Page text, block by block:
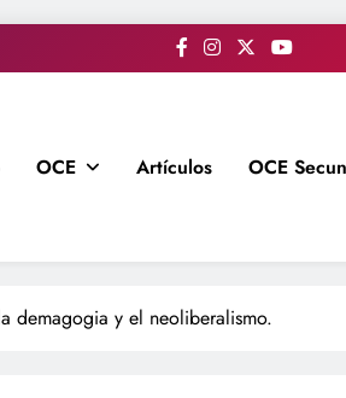
OCE Artículos OCE
demagogia y el neoliberalismo.